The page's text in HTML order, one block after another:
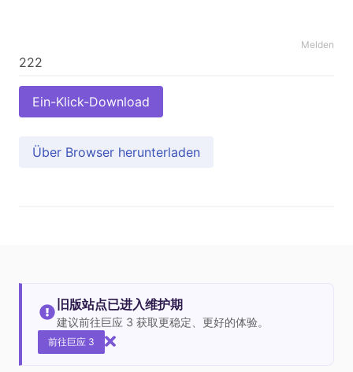
Melden
Ein-Klick-Download
Über Browser herunterladen
旧版站点已进入维护期
建议前往巨应 3 获取更稳定、更好的体验。
前往巨应 3